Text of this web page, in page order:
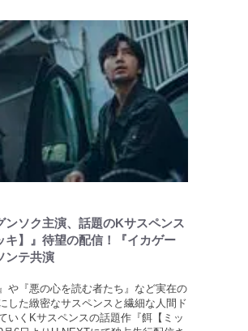
ンソク主演、話題のKサスペンス
キ】』待望の配信！『イカゲー
ンテ共演
や『悪の心を読む者たち』など実在の
した緻密なサスペンスと繊細な人間ド
いくKサスペンスの話題作『餌【ミッ